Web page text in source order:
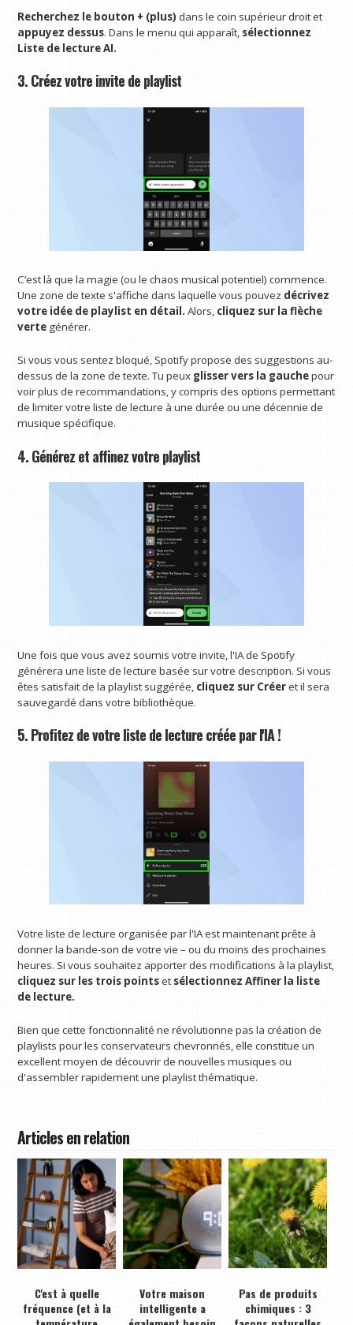
Recherchez le bouton + (plus) dans le coin supérieur droit et
appuyez dessus. Dans le menu qui apparaît, sélectionnez
Liste de lecture AI.
3. Créez votre invite de playlist
C’est là que la magie (ou le chaos musical potentiel) commence.
Une zone de texte s'affiche dans laquelle vous pouvez décrivez
votre idée de playlist en détail.Alors, cliquez sur la flèche
verte générer.
Si vous vous sentez bloqué, Spotify propose des suggestions au-
dessus de la zone de texte. Tu peux glisser vers la gauchepour
voir plus de recommandations, y compris des options permettant
de limiter votre liste de lecture à une durée ou une décennie de
musique spécifique.
4. Générez et affinez votre playlist
Une fois que vous avez soumis votre invite, l'IA de Spotify
générera une liste de lecture basée sur votre description. Si vous
êtes satisfait de la playlist suggérée, cliquez sur Créeret il sera
sauvegardé dans votre bibliothèque.
5. Profitez de votre liste de lecture créée par l'IA !
Votre liste de lecture organisée par l'IA est maintenant prête à
donner la bande-son de votre vie – ou du moins des prochaines
heures. Si vous souhaitez apporter des modifications à la playlist,
cliquez sur les trois pointset sélectionnez Affiner la liste
de lecture.
Bien que cette fonctionnalité ne révolutionne pas la création de
playlists pour les conservateurs chevronnés, elle constitue un
excellent moyen de découvrir de nouvelles musiques ou
d'assembler rapidement une playlist thématique.
Articles en relation
C'est à quelle
fréquence (et à la
Votre maison
intelligente a
Pas de produits
chimiques : 3